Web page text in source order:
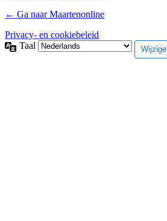
← Ga naar Maartenonline
Privacy- en cookiebeleid
Taal